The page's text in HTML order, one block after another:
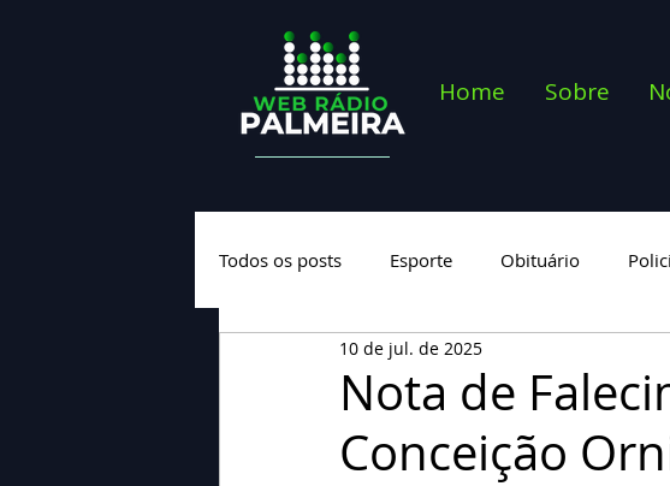
Home Sobre
Todos os posts Esporte Obituário
Geral Nova categoria
Nota de
Conceição
10 de jul. de 2025